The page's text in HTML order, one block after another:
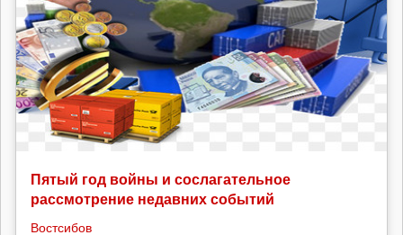
Пятый год войны и сослагательное
рассмотрение недавних событий
Востсибов